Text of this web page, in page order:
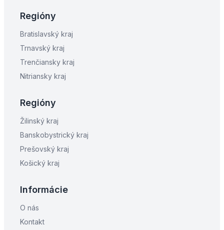
Regióny
Bratislavský kraj
Trnavský kraj
Trenčiansky kraj
Nitriansky kraj
Regióny
Žilinský kraj
Banskobystrický kraj
Prešovský kraj
Košický kraj
Informácie
O nás
Kontakt